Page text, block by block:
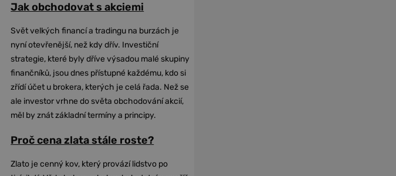
Jak obchodovat s akciemi
Svět velkých financí a tradingu na burzách je
nyní otevřenější, než kdy dřív. Investiční
strategie, které byly dříve výsadou malé skupiny
finančníků, jsou dnes přístupné každému, kdo si
zřídí účet u brokera, kterých je celá řada. Než se
ale investor vrhne do světa obchodování akcií,
měl by znát základní termíny a principy.
Proč cena zlata stále roste?
Zlato je cenný kov, který provází lidstvo po